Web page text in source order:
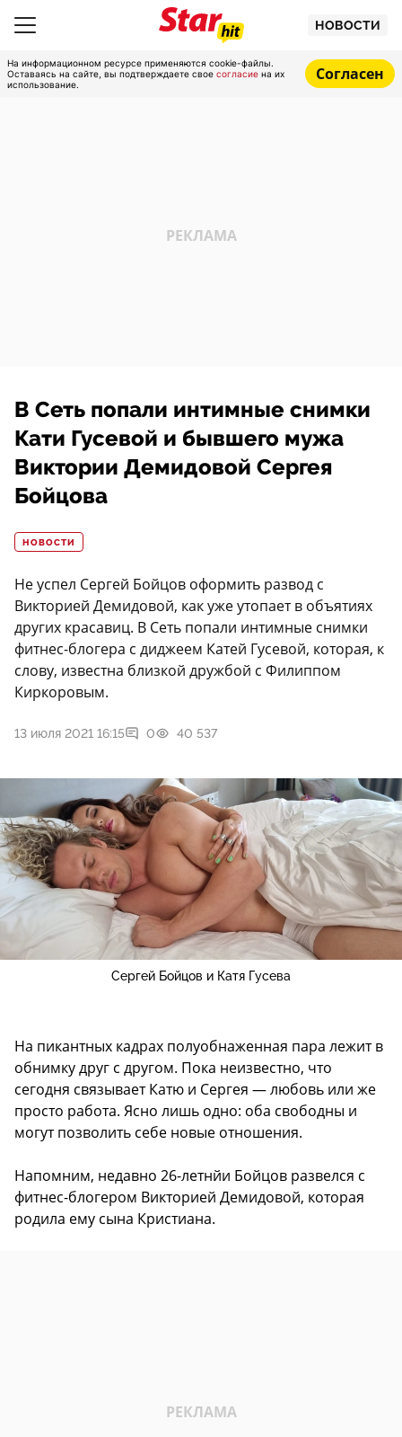
НОВОСТИ
На информационном ресурсе применяются cookie-файлы.
Оставаясь на сайте, вы подтверждаете свое согласие на их
использование.
Согласен
В Сеть попали интимные снимки
Кати Гусевой и бывшего мужа
Виктории Демидовой Сергея
Бойцова
НОВОСТИ
Не успел Сергей Бойцов оформить развод с
Викторией Демидовой, как уже утопает в объятиях
других красавиц. В Сеть попали интимные снимки
фитнес-блогера с диджеем Катей Гусевой, которая, к
слову, известна близкой дружбой с Филиппом
Киркоровым.
13 июля 2021 16:15 0 40 537
Сергей Бойцов и Катя Гусева
На пикантных кадрах полуобнаженная пара лежит в
обнимку друг с другом. Пока неизвестно, что
сегодня связывает Катю и Сергея — любовь или же
просто работа. Ясно лишь одно: оба свободны и
могут позволить себе новые отношения.
Напомним, недавно 26-летнйи Бойцов развелся с
фитнес-блогером Викторией Демидовой, которая
родила ему сына Кристиана.